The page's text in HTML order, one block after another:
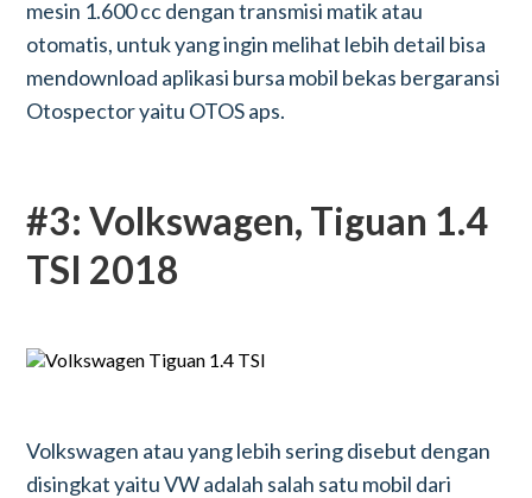
mesin 1.600 cc dengan transmisi matik atau
otomatis, untuk yang ingin melihat lebih detail bisa
mendownload aplikasi bursa mobil bekas bergaransi
Otospector yaitu OTOS aps.
#3: Volkswagen, Tiguan 1.4
TSI 2018
Volkswagen atau yang lebih sering disebut dengan
disingkat yaitu VW adalah salah satu mobil dari